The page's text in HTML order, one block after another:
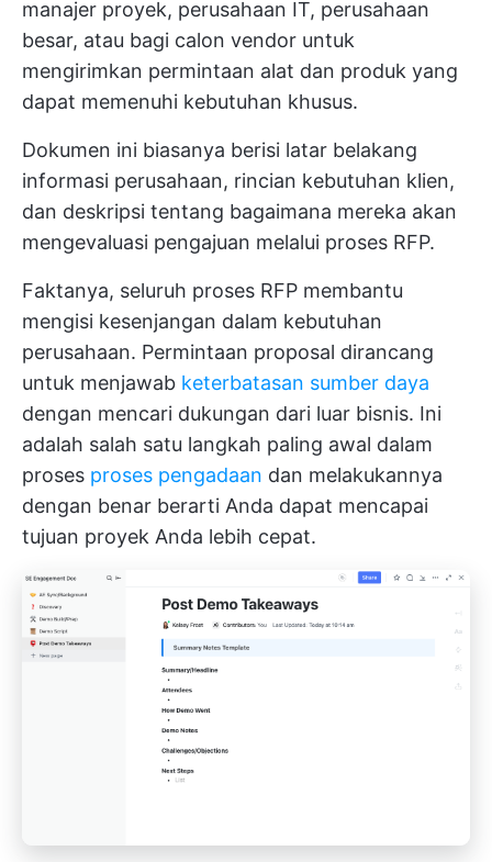
manajer proyek, perusahaan IT, perusahaan
besar, atau bagi calon vendor untuk
mengirimkan permintaan alat dan produk yang
dapat memenuhi kebutuhan khusus.
Dokumen ini biasanya berisi latar belakang
informasi perusahaan, rincian kebutuhan klien,
dan deskripsi tentang bagaimana mereka akan
mengevaluasi pengajuan melalui proses RFP.
Faktanya, seluruh proses RFP membantu
mengisi kesenjangan dalam kebutuhan
perusahaan. Permintaan proposal dirancang
untuk menjawab keterbatasan sumber daya
dengan mencari dukungan dari luar bisnis. Ini
adalah salah satu langkah paling awal dalam
proses proses pengadaan dan melakukannya
dengan benar berarti Anda dapat mencapai
tujuan proyek Anda lebih cepat.